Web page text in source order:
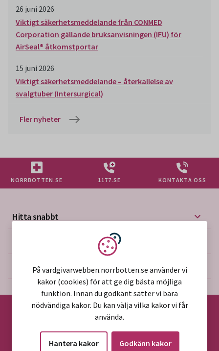
26 juni 2026
Viktigt säkerhetsmeddelande från CONMED
Corporation gällande bruksanvisningen (IFU) för
AirSeal® åtkomstportar
15 juni 2026
Viktigt säkerhetsmeddelande – återkallelse av
svalgtuber (Intersurgical)
Fler nyheter
NORRBOTTEN.SE 1177.SE KONTAKTA OSS
Hitta snabbt
Mer på vårdgivarwebben
Om webbplatsen
©2026 Region Norrbotten
Vi använder kakor
På vardgivarwebben.norrbotten.se använder vi
kakor (cookies) för att ge dig bästa möjliga
funktion. Innan du godkänt sätter vi bara
nödvändiga kakor. Du kan välja vilka kakor vi får
använda.
Hantera kakor Godkänn kakor